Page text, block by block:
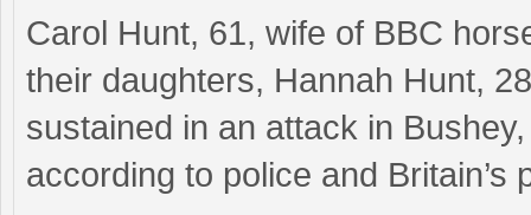
Carol Hunt, 61, wife of BBC
their daughters, Hannah Hunt,
sustained in an attack in
according to police and Britain’s